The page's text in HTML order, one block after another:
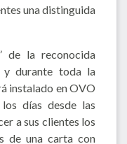
una distinguida
de la reconocida
y durante toda la
instalado en OVO
días desde las
a sus clientes los
de una carta con